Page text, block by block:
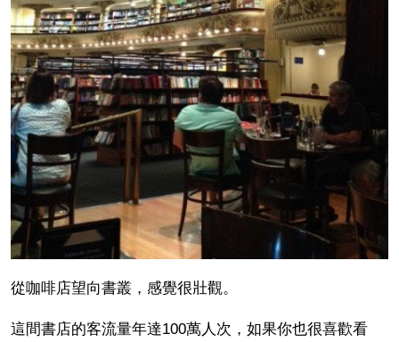
從咖啡店望向書叢，感覺很壯觀。
這間書店的客流量年達100萬人次，如果你也很喜歡看